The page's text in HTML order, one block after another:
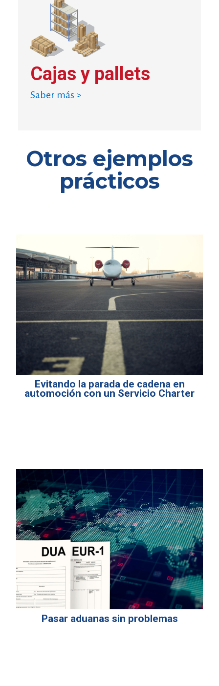
Cajas y pallets
Saber más >
Otros ejemplos
prácticos
Evitando la parada de cadena en
automoción con un Servicio Charter
Pasar aduanas sin problemas